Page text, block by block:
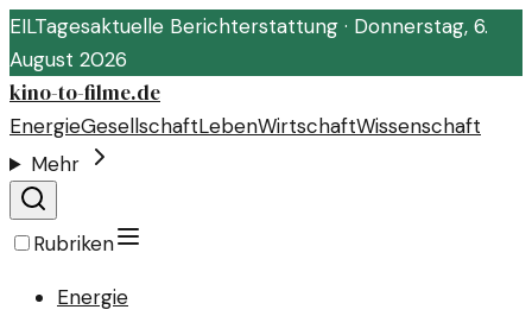
EILTagesaktuelle Berichterstattung · Donnerstag, 6.
August 2026
kino-to-filme.de
EnergieGesellschaftLebenWirtschaftWissenschaft
Mehr
Rubriken
Energie